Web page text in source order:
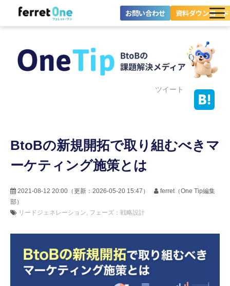
お問い合わせ 資料ダウンロード
ツール・機能一覧
料金プラン
セミナー
ツイート
BtoBの新規開拓で取り組むべきマ
ーケティング施策とは
2021-08-12 20:00 （更新： 2026-05-20 15:47 ）
ferret（One Tip編集
部）
リードジェネレーション フェーズ：戦略設計